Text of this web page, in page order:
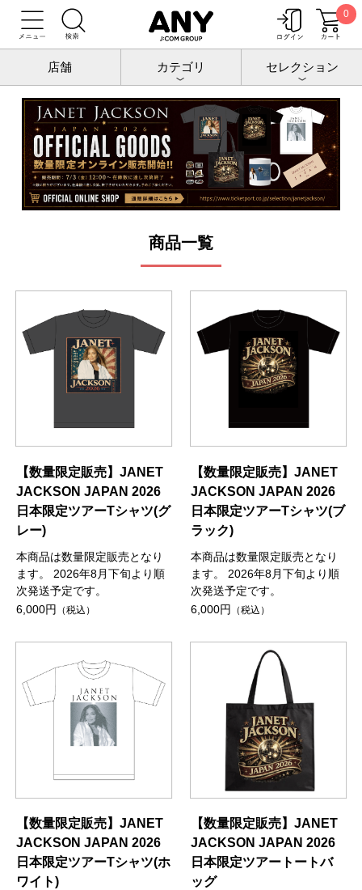
0
店舗 カテゴリ セレクション
トップ JANET JACKSON JAPAN 2026トップ
商品一覧
【数量限定販売】JANET
JACKSON JAPAN 2026
日本限定ツアーTシャツ(グ
レー)
本商品は数量限定販売となり
ます。 2026年8月下旬より順
次発送予定です。
6,000円 （税込）
【数量限定販売】JANET
JACKSON JAPAN 2026
日本限定ツアーTシャツ(ブ
ラック)
本商品は数量限定販売となり
ます。 2026年8月下旬より順
次発送予定です。
6,000円 （税込）
【数量限定販売】JANET
JACKSON JAPAN 2026
日本限定ツアーTシャツ(ホ
ワイト)
【数量限定販売】JANET
JACKSON JAPAN 2026
日本限定ツアートートバ
ッグ